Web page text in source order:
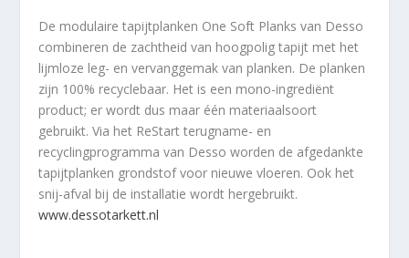
De modulaire tapijtplanken One Soft Planks van Desso
combineren de zachtheid van hoogpolig tapijt met het
lijmloze leg- en vervanggemak van planken. De planken
zijn 100% recyclebaar. Het is een mono-ingrediënt
product; er wordt dus maar één materiaalsoort
gebruikt. Via het ReStart terugname- en
recyclingprogramma van Desso worden de afgedankte
tapijtplanken grondstof voor nieuwe vloeren. Ook het
snij-afval bij de installatie wordt hergebruikt.
www.dessotarkett.nl